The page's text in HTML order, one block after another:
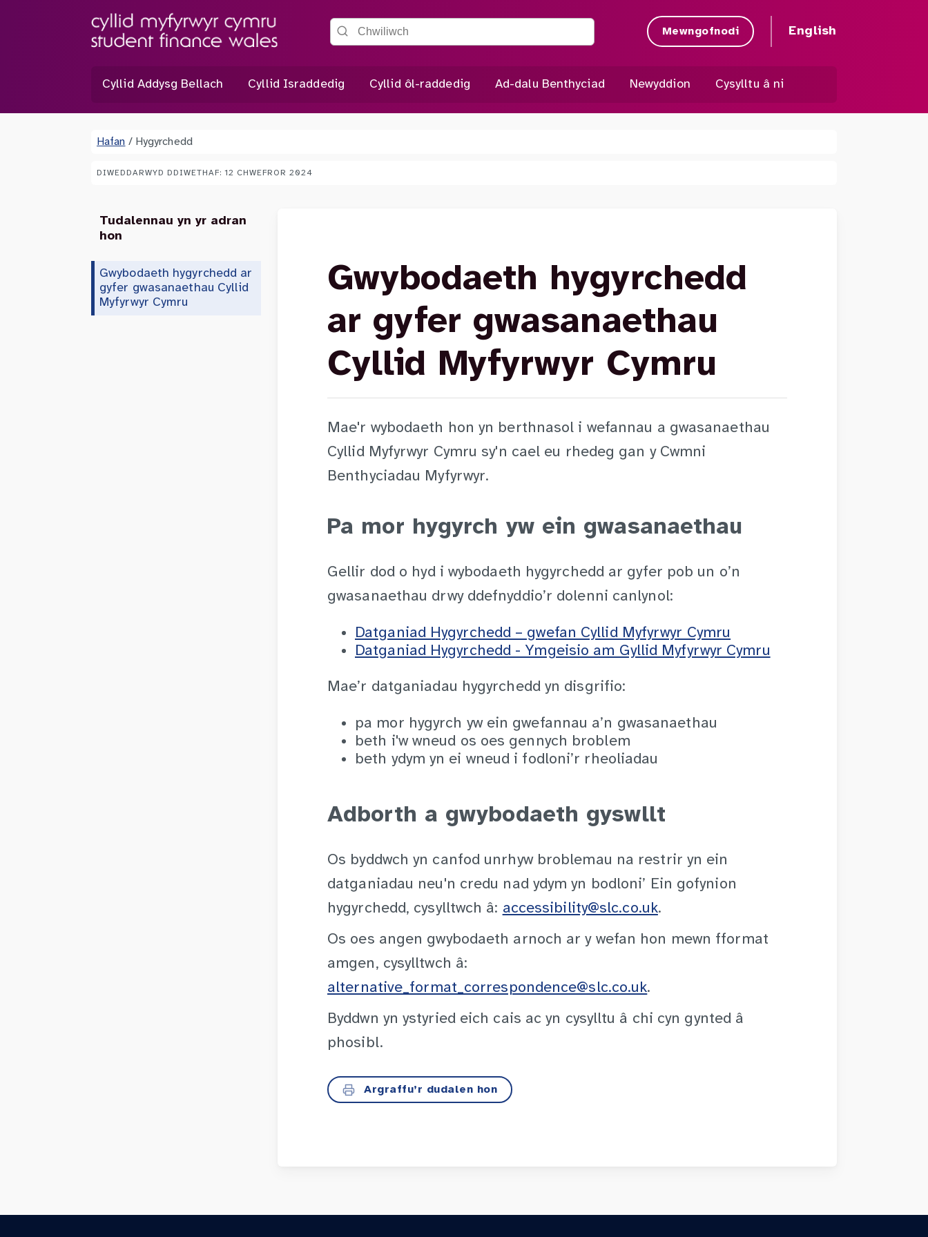
Chwiliwch y wefan
Mewngofnodi English
Cyllid Addysg Bellach Cyllid Israddedig Cyllid ôl-raddedig Ad-dalu Benthyciad Newyddion Cysylltu â ni
Hafan / Hygyrchedd
DIWEDDARWYD DDIWETHAF: 12 CHWEFROR 2024
Tudalennau yn yr adran
hon
Gwybodaeth hygyrchedd ar
gyfer gwasanaethau Cyllid
Myfyrwyr Cymru
Gwybodaeth hygyrchedd
ar gyfer gwasanaethau
Cyllid Myfyrwyr Cymru
Mae'r wybodaeth hon yn berthnasol i wefannau a gwasanaethau
Cyllid Myfyrwyr Cymru sy'n cael eu rhedeg gan y Cwmni
Benthyciadau Myfyrwyr.
Pa mor hygyrch yw ein gwasanaethau
Gellir dod o hyd i wybodaeth hygyrchedd ar gyfer pob un o’n
gwasanaethau drwy ddefnyddio’r dolenni canlynol:
Datganiad Hygyrchedd – gwefan Cyllid Myfyrwyr Cymru
Datganiad Hygyrchedd - Ymgeisio am Gyllid Myfyrwyr Cymru
Mae’r datganiadau hygyrchedd yn disgrifio:
pa mor hygyrch yw ein gwefannau a’n gwasanaethau
beth i'w wneud os oes gennych broblem
beth ydym yn ei wneud i fodloni’r rheoliadau
Adborth a gwybodaeth gyswllt
Os byddwch yn canfod unrhyw broblemau na restrir yn ein
datganiadau neu'n credu nad ydym yn bodloni’ Ein gofynion
hygyrchedd, cysylltwch â: accessibility@slc.co.uk.
Os oes angen gwybodaeth arnoch ar y wefan hon mewn fformat
amgen, cysylltwch â:
alternative_format_correspondence@slc.co.uk.
Byddwn yn ystyried eich cais ac yn cysylltu â chi cyn gynted â
phosibl.
Argraffu’r dudalen hon